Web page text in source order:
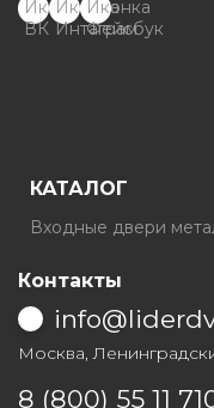
КАТАЛОГ
Входные двери
Контакты
Москва,
8 (800) 55 11